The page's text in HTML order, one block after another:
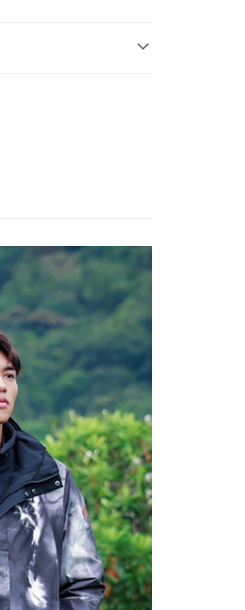
款截止日，確認付款後即
核未通過，訂單將自動取
哥付你分期系統評分，恕
下簡稱本公司）所提供，讓
並由商店將買賣／分期付
帳單繳交帳款。
係目的，商店將以您的個人
大進項蒐集、處理及利
確認、核對及更正。
oppay.tw/userRule
。
。
但若您需要取消訂單，請聯
視為有效，需透過AFTEE
帳頁面顯示為準，若有關於
，請聯繫「AFTEE先享後
support/home
先享後付」服務完成之
並將交易相關給付款項請
：
監護人之同意方可使用
之損失，本公司不負相關責
帳號之用戶狀況，依本公司
足之情形，本公司將視審查
冊。若發現惡意使用之情
之使用額度並採取法律行
不提供京站紙袋，取件時